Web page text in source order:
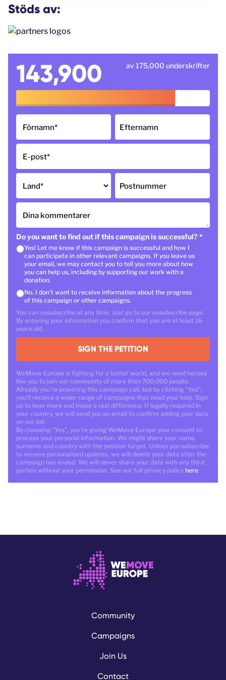
Stöds av:
143,900 av 175,000 underskrifter
Förnamn* Efternamn
E-post*
Land* Postnummer
Dina kommentarer
Do you want to find out if this campaign is successful? *
Yes! Let me know if this campaign is successful and how I
can participate in other relevant campaigns. If you leave us
your email, we may contact you to tell you more about how
you can help us, including by supporting our work with a
donation.
No. I don't want to receive information about the progress
of this campaign or other campaigns.
You can unsubscribe at any time. Just go to our unsubscribe page.
By entering your information you confirm that you are at least 16
years old.
SIGN THE PETITION
WeMove Europe is fighting for a better world, and we need heroes
like you to join our community of more than 700,000 people.
Already you're powering this campaign call, but by clicking "Yes",
you'll receive a wider range of campaigns that need your help. Sign
up to hear more and make a real difference. If legally required in
your country, we will send you an email to confirm adding your data
on our list.
By choosing "Yes", you're giving WeMove Europe your consent to
process your personal information. We might share your name,
surname and country with the petition target. Unless you subscribe
to receive personalised updates, we will delete your data after the
campaign has ended. We will never share your data with any third
parties without your permission. See our full privacy policy here.
Community
Campaigns
Join Us
Contact